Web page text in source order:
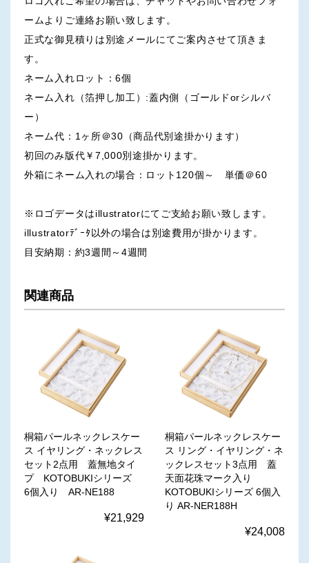
ームよりご連絡お願い致します。
正式な御見積りは別途メールにてご案内させて頂きま
す。
ネーム入れロット：6個
ネーム入れ（箔押し加工）:蓋内側（ゴールドorシルバ
ー）
ネーム代：1ヶ所＠30（商品代別途掛かります）
初回のみ版代￥7,000別途掛かります。
外箱にネーム入れの場合：ロット120個～ 単価＠60
※ロゴデータはillustratorにてご支給お願い致します。
illustratorﾃﾞｰﾀ以外の場合は別途費用が掛かります。
目安納期：約3週間～4週間
関連商品
桐箱パールネックレスケー
ス イヤリング・ネックレス
セット2点用 蓋無地タイ
プ KOTOBUKIシリーズ
6個入り AR-NE188
¥21,929
桐箱パールネックレスケー
ス リング・イヤリング・ネ
ックレスセット3点用 蓋
天面花珠マーク入り
KOTOBUKIシリーズ 6個入
り AR-NER188H
¥24,008